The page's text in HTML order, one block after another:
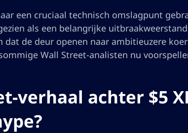
een cruciaal technisch omslagpunt
als een belangrijke
de deur openen naar ambitieuzere
Wall Street-analisten nu
verhaal achter $5